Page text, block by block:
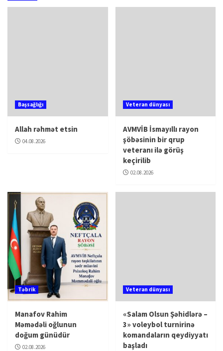
Başsağlığı
Allah rəhmət etsin
04.08.2026
Veteran dünyası
AVMVİB İsmayıllı rayon
şöbəsinin bir qrup
veteranı ilə görüş
keçirilib
02.08.2026
Təbrik
Manafov Rahim
Məmədəli oğlunun
doğum günüdür
02.08.2026
Veteran dünyası
«Salam Olsun Şəhidlərə –
3» voleybol turnirinə
komandaların qeydiyyatı
başladı